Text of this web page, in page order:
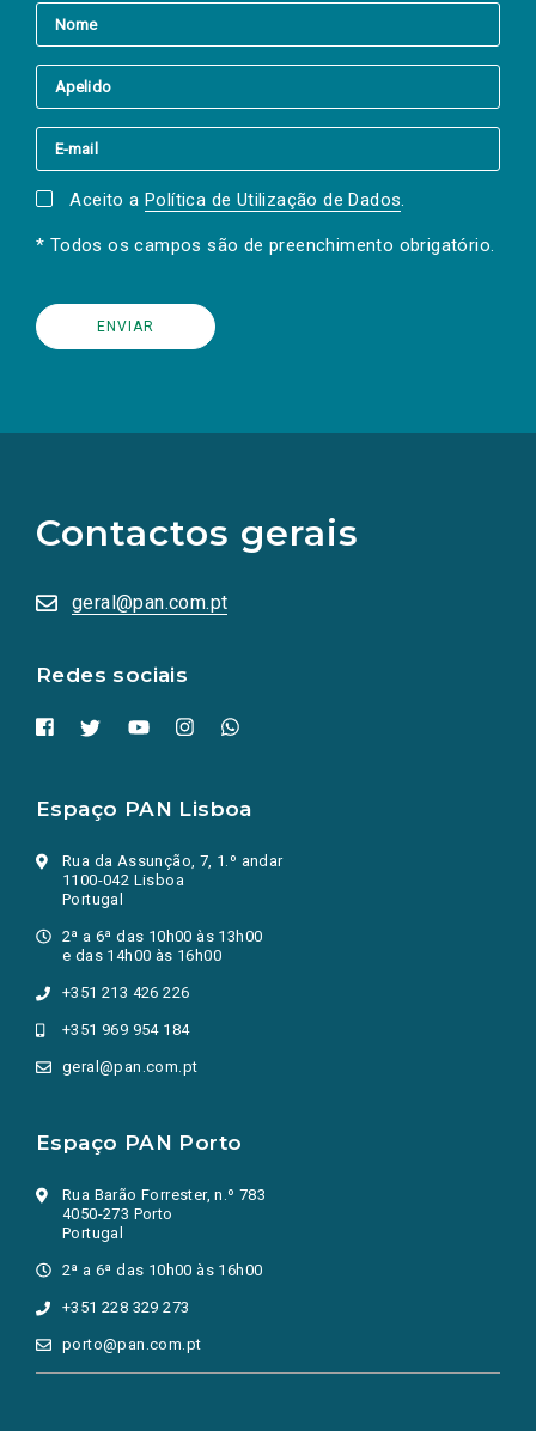
Aceito a Política de Utilização de Dados.
* Todos os campos são de preenchimento obrigatório.
Contactos gerais
geral@pan.com.pt
Redes sociais
redes
sociais
numa
nova
Espaço PAN Lisboa
Rua da Assunção, 7, 1.º andar
1100-042 Lisboa
Portugal
2ª a 6ª das 10h00 às 13h00
e das 14h00 às 16h00
+351 213 426 226
+351 969 954 184
geral@pan.com.pt
Espaço PAN Porto
Rua Barão Forrester, n.º 783
4050-273 Porto
Portugal
2ª a 6ª das 10h00 às 16h00
+351 228 329 273
porto@pan.com.pt